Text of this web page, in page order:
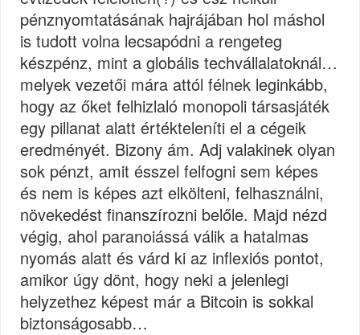
pénznyomtatásának hajrájában hol máshol
is tudott volna lecsapódni a rengeteg
készpénz, mint a globális techvállalatoknál…
melyek vezetői mára attól félnek leginkább,
hogy az őket felhizlaló monopoli társasjáték
egy pillanat alatt értékteleníti el a cégeik
eredményét. Bizony ám. Adj valakinek olyan
sok pénzt, amit ésszel felfogni sem képes
és nem is képes azt elkölteni, felhasználni,
növekedést finanszírozni belőle. Majd nézd
végig, ahol paranoiássá válik a hatalmas
nyomás alatt és várd ki az inflexiós pontot,
amikor úgy dönt, hogy neki a jelenlegi
helyzethez képest már a Bitcoin is sokkal
biztonságosabb…